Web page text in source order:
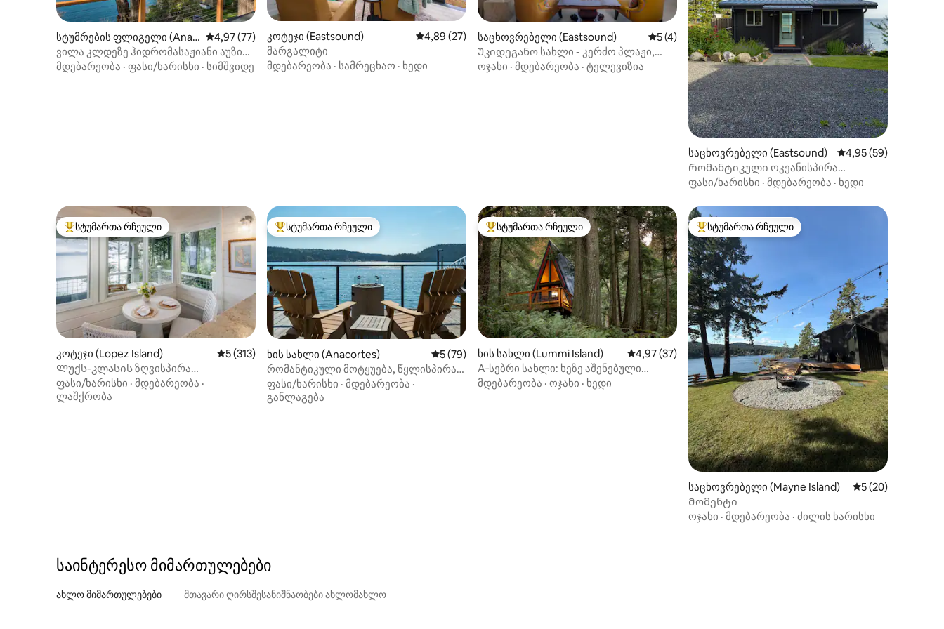
სტუმრების ფლიგელი (Anac
ortes)
საშუალო შეფასებაა 5‑დან 4,97, 77 მიმოხილვა
4,97 (77)
ვილა კლდეზე ჰიდრომასაჟიანი აუზით!
დასუფთავების გადასახადი არ არის.
მდებარეობა · ფასი/ხარისხი · სიმშვიდე
კოტეჯი (Eastsound) საშუალო შეფასებაა 5‑დან 4,89, 27 მიმოხილვა
4,89 (27)
მარგალიტი
მდებარეობა · სამრეცხაო · ხედი
საცხოვრებელი (Eastsound) საშუალო შეფასებაა 5‑დან 5, 4 მიმოხილვა
5 (4)
Უკიდეგანო სახლი - კერძო პლაჟი,
თვალწარმტაცი ხედები
ოჯახი · მდებარეობა · ტელევიზია
საცხოვრებელი (Eastsound) საშუალო შეფასებაა
4,95 (59)
Რომანტიკული ოკეანისპირა
დასვენება/ჰიდრომასაჟიანი აუზი/შეფ-
ფასი/ხარისხი · მდებარეობა · ხედი
სტუმართა რჩეული მოწინავე ვარიანტი
სტუმართა რჩეული
კოტეჯი (Lopez Island) საშუალო შეფასებაა 5‑დან 5, 313 მიმოხილვა
5 (313)
Ლუქს-კლასის ზღვისპირა
რომანტიკული დასვენება
ფასი/ხარისხი · მდებარეობა ·
ლაშქრობა
სტუმართა რჩეული მოწინავე ვარიანტი
სტუმართა რჩეული
ხის სახლი (Anacortes) საშუალო შეფასებაა 5‑დან 5, 79 მიმოხილვა
5 (79)
რომანტიკული მოტყუება, წყლისპირა
ტერასა წყლის ზედაპირზე
ფასი/ხარისხი · მდებარეობა ·
განლაგება
სტუმართა რჩეული მოწინავე ვარიანტი
სტუმართა რჩეული
ხის სახლი (Lummi Island) საშუალო შეფასებაა 5‑დან 4,97, 37 მიმოხილვა
4,97 (37)
A‑სებრი სახლი: ხეზე აშენებული
სახლის განწყობა და ვინტაჟური
მდებარეობა · ოჯახი · ხედი
სტუმართა რჩეული მოწინავე ვარიანტი
სტუმართა რჩეული
საცხოვრებელი (Mayne Island) საშუალო
5 (20)
Მომენტი
ოჯახი · მდებარეობა · ძილის ხარისხი
საინტერესო მიმართულებები
ახლო მიმართულებები მთავარი ღირსშესანიშნაობები ახლომახლო